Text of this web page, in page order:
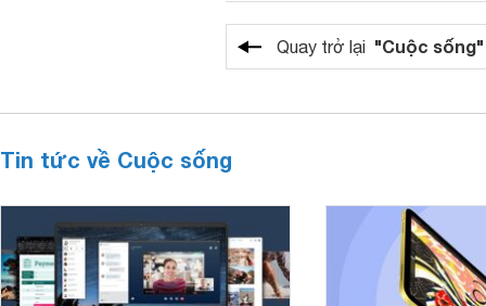
Quay trở lại "Cuộc sống"
Tin tức về Cuộc sống